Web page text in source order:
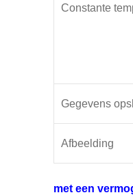
Constante
Gegevens
Afbeelding
met een